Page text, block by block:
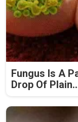
Fungus Is A
Drop Of